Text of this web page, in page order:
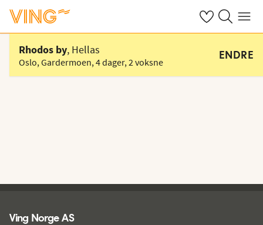
Se dine sparte
Søk påMeny
Velg hotell
Rhodos by, Hellas
Oslo, Gardermoen,4 dager,2 voksne
ENDRE
Ving Norge AS